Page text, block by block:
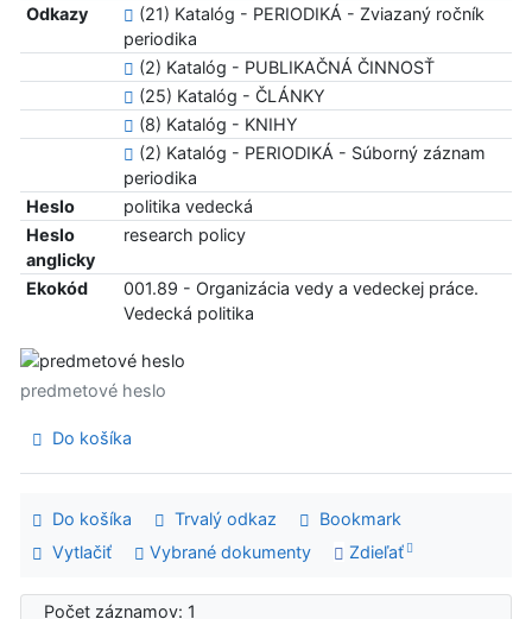
Odkazy
(21) Katalóg - PERIODIKÁ - Zviazaný ročník
periodika
(2) Katalóg - PUBLIKAČNÁ ČINNOSŤ
(25) Katalóg - ČLÁNKY
(8) Katalóg - KNIHY
(2) Katalóg - PERIODIKÁ - Súborný záznam
periodika
Heslo
politika vedecká
Heslo
anglicky
research policy
Ekokód
001.89 - Organizácia vedy a vedeckej práce.
Vedecká politika
predmetové heslo
Do košíka
Do košíka Trvalý odkaz
Bookmark
Vytlačiť
Vybrané dokumenty Zdieľať
Počet záznamov: 1